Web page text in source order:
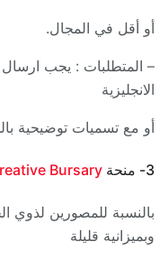
أو أقل في المجال.
– المتطلبات : يجب ارسال
الانجليزية
أو مع تسميات توضيحية
3- منحة Bursary
بالنسبة للمصورين
وبميزانية قليلة